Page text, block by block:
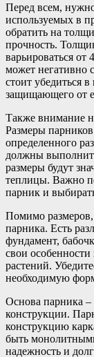
Перед всем, нужно
используемых в
обратить на
прочность.
варьироваться от
может негативно
стоит убедиться
защищающего от
Также внимание
Размеры
определенного
должны
размеры будут
теплицы. Важно
парник и
Помимо
парника. Есть
фундамент,
свои
растений.
необходимую
Основа парника –
конструкции.
конструкцию
быть
надежность и